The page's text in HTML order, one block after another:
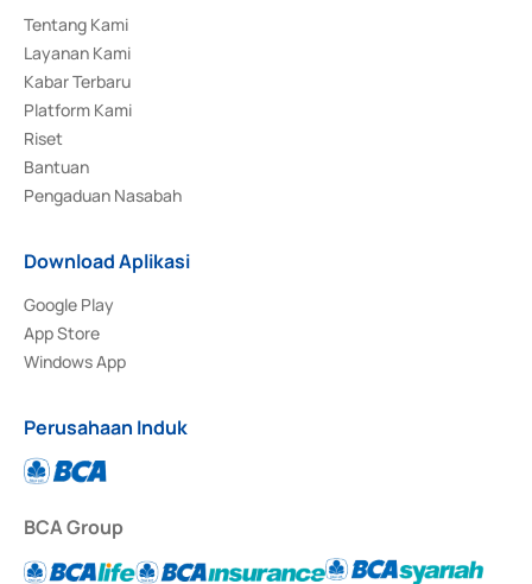
Tentang Kami
Layanan Kami
Kabar Terbaru
Platform Kami
Riset
Bantuan
Pengaduan Nasabah
Download Aplikasi
Google Play
App Store
Windows App
Perusahaan Induk
BCA Group